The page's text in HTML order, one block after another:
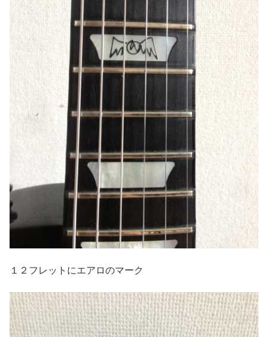
１２フレットにエアロのマーク